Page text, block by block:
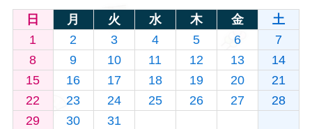
日 月 火 水 木 金
土
1
2 3 4 5 6
7
8
9 10 11 12 13
14
15
16 17 18 19 20
21
22
23 24 25 26 27
28
29
30 31